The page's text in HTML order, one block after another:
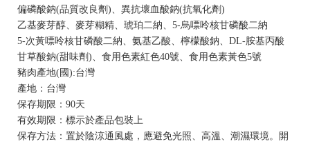
偏磷酸鈉(品質改良劑)、異抗壞血酸鈉(抗氧化劑)
乙基麥芽醇、麥芽糊精、琥珀二納、5-烏嘌呤核甘磷酸二納
5-次黃嘌呤核甘磷酸二納、氨基乙酸、檸檬酸鈉、DL-胺基丙酸
甘草酸鈉(甜味劑)、食用色素紅色40號、食用色素黃色5號
豬肉產地(國):台灣
產地：台灣
保存期限：90天
有效期限：標示於產品包裝上
保存方法：置於陰涼通風處，應避免光照、高溫、潮濕環境。開